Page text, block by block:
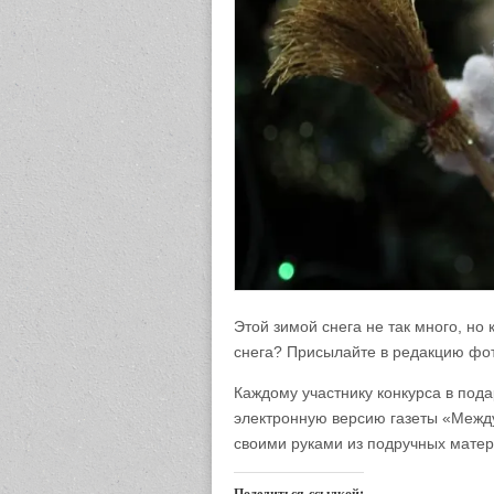
Этой зимой снега не так много, но
снега? Присылайте в редакцию
Каждому участнику конкурса в
электронную версию газеты
своими руками из подручных